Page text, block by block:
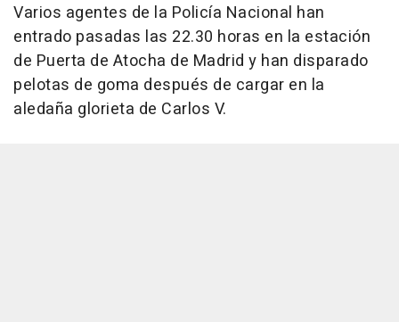
Varios agentes de la Policía Nacional han
entrado pasadas las 22.30 horas en la estación
de Puerta de Atocha de Madrid y han disparado
pelotas de goma después de cargar en la
aledaña glorieta de Carlos V.